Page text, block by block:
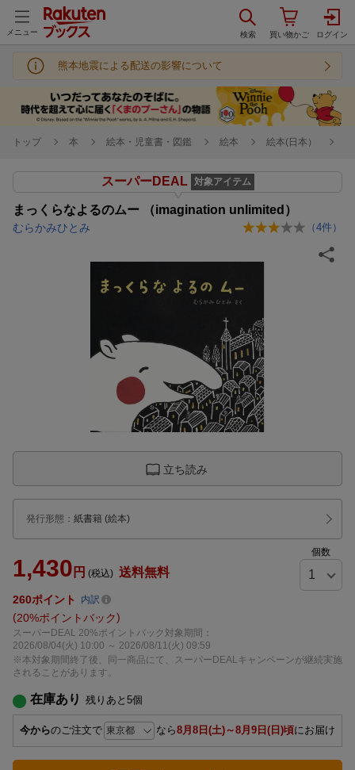
メニュー
熊本地震による配送の影響について
トップ 本 絵本・児童書・図鑑 絵本 絵本(日本）
スーパーDEAL 対象アイテム
まっくらなよるのムー （imagination unlimited）
むらかみひとみ （4件）
立ち読み
発行形態 ： 紙書籍 (絵本)
1,430 円 (税込) 送料無料
個数
260ポイント 内訳
20%ポイントバック
スーパーDEAL 20%ポイントバック対象期間：
2026/08/04(火) 10:00 ～ 2026/08/11(火) 09:59
※本対象期間終了後、同一商品にて、スーパーDEALキャンペーンが継続実施
されることがあります。
在庫あり 残りあと 5個
今からのご注文で なら8月8日(土)～8月9日(日)頃にお届け